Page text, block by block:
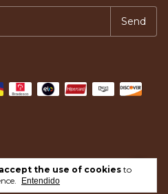
the use of cookies to
Entendido
All rights reserved.